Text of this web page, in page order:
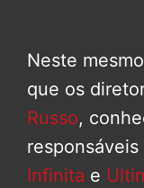
Neste
que os
Russo,
responsáveis
Infinita e